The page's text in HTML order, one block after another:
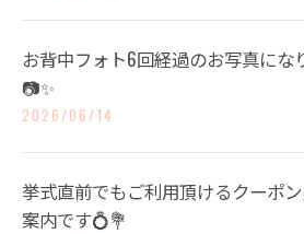
お背中フォト6回経過のお写真にな
📷✨
2026/06/14
挙式直前でもご利用頂けるクーポ
案内です💍💐